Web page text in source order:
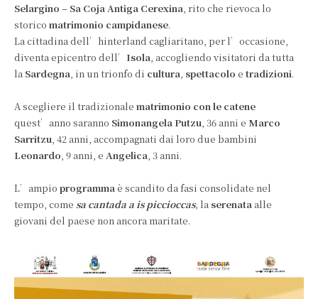
Selargino – Sa Coja Antiga Cerexina , rito che rievoca lo
storico matrimonio campidanese.
La cittadina dell’hinterland cagliaritano, per l’occasione,
diventa epicentro dell’ Isola , accogliendo visitatori da tutta
la Sardegna , in un trionfo di cultura spettacolo e tradizioni.
A scegliere il tradizionale matrimonio con le catene
quest’anno saranno Simonangela Putzu , 36 anni e Marco
Sarritzu , 42 anni, accompagnati dai loro due bambini
Leonardo , 9 anni, e Angelica , 3 anni.
L’ampio programma è scandito da fasi consolidate nel
tempo, come sa cantada a is piccioccas, la serenata alle
giovani del paese non ancora maritate.